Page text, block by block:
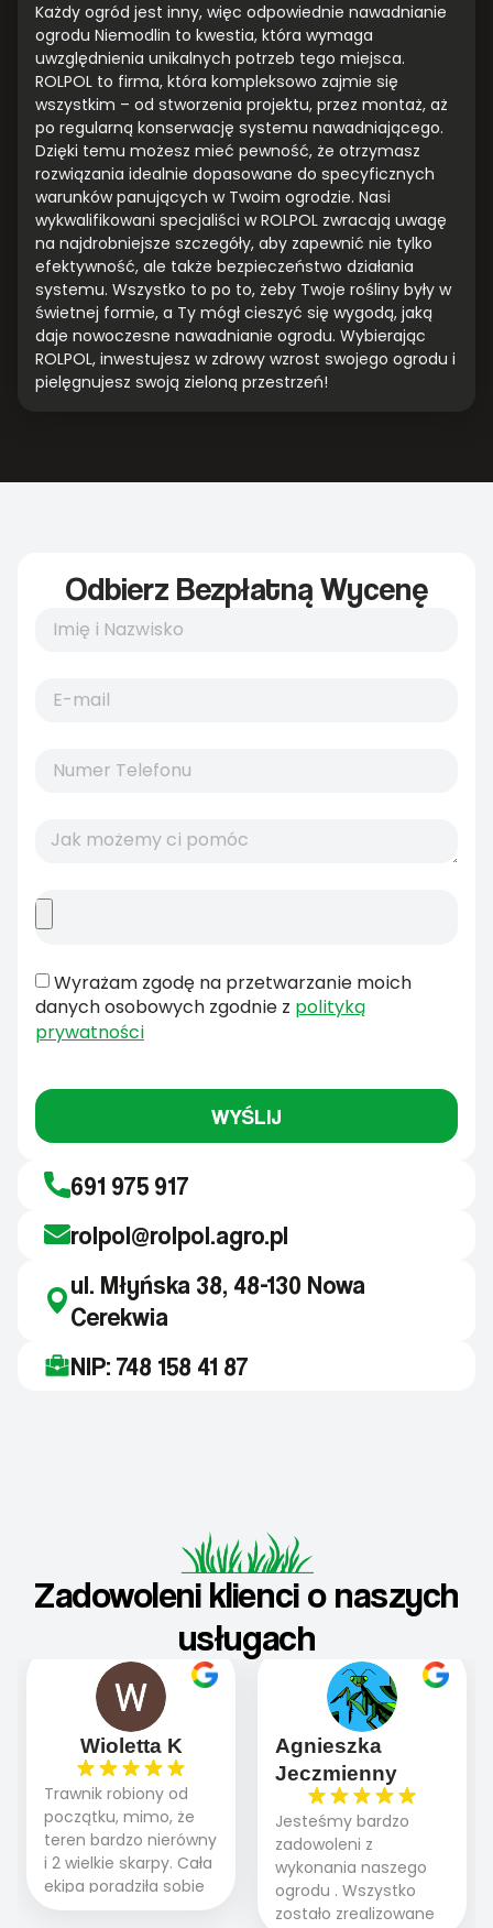
Każdy ogród jest inny, więc odpowiednie nawadnianie
ogrodu Niemodlin to kwestia, która wymaga
uwzględnienia unikalnych potrzeb tego miejsca.
ROLPOL to firma, która kompleksowo zajmie się
wszystkim – od stworzenia projektu, przez montaż, aż
po regularną konserwację systemu nawadniającego.
Dzięki temu możesz mieć pewność, że otrzymasz
rozwiązania idealnie dopasowane do specyficznych
warunków panujących w Twoim ogrodzie. Nasi
wykwalifikowani specjaliści w ROLPOL zwracają uwagę
na najdrobniejsze szczegóły, aby zapewnić nie tylko
efektywność, ale także bezpieczeństwo działania
systemu. Wszystko to po to, żeby Twoje rośliny były w
świetnej formie, a Ty mógł cieszyć się wygodą, jaką
daje nowoczesne nawadnianie ogrodu. Wybierając
ROLPOL, inwestujesz w zdrowy wzrost swojego ogrodu i
pielęgnujesz swoją zieloną przestrzeń!
Odbierz Bezpłatną Wycenę
Wyrażam zgodę na przetwarzanie moich
danych osobowych zgodnie z polityką
prywatności
WYŚLIJ
691 975 917
rolpol@rolpol.agro.pl
ul. Młyńska 38, 48-130 Nowa
Cerekwia
NIP: 748 158 41 87
Zadowoleni klienci o naszych
usługach
Wioletta K
Trawnik robiony od
początku, mimo, że
teren bardzo nierówny
i 2 wielkie skarpy. Cała
ekipa poradziła sobie
WSPANIALE od
Agnieszka
Jeczmienny
Jesteśmy bardzo
zadowoleni z
wykonania naszego
ogrodu . Wszystko
zostało zrealizowane